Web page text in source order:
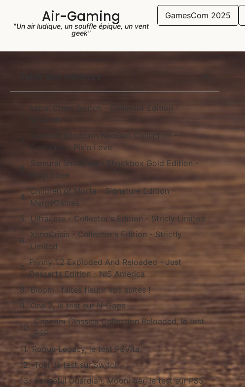
Air-Gaming
"Un air ludique, un souffle épique, un vent
geek"
GamesCom 2025
Table des matières
Astral Chain Switch - Collector Edition -
Nintendo
Samurai Shodown NeoGeo Collection -
Collector - Pix'n Love
Samurai Shodown - Shockbox Gold Edition -
Pix'n Love
Children of Morta - Signature Edition -
MergeGames
Ultracore - Collector's Edition - Stricly Limited
XenoCrisis - Collector's Edition - Strictly
Limited
Prinny 1.2 Exploded And Reloaded - Just
Desserts Edition - NIS America
Bloom : faites fleurir vos suites !
One 2, le test sur N-Gage
Capcom Classics Collection Reloaded, le test
PSP
Rogue Legacy, le test PSVita
Toki, le test sur Switch
Vengeful Guardian: Moonrider, le test sur PS5